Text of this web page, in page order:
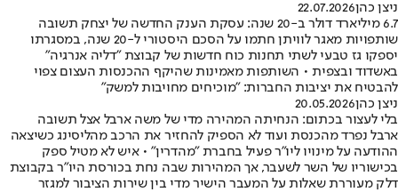
ניצן כהן22.07.2026
6.7 מיליארד דולר ב-20 שנה: עסקת הענק החדשה של יצחק תשובה
שותפויות מאגר לוויתן חתמו על הסכם היסטורי ל-20 שנה, במסגרתו
יספקו גז טבעי לשתי תחנות כוח חדשות של קבוצת "דליה אנרגיה"
באשדוד ובצפית • השותפות מאמינות שהיקף ההכנסות העצום צפוי
להבטיח את יציבות החברות: "מוכיחים מחויבות למשק"
ניצן כהן20.05.2026
בלי לעצור בכתום: הנחיתה המהירה מדי של משה ארבל אצל תשובה
ארבל נפרד מהכנסת ועוד לא הספיק להחזיר את הרכב מהליסינג כשיצאה
ההודעה על מינויו ליו"ר פעיל בחברת "מהדרין" • איש לא מטיל ספק
בכישוריו של השר לשעבר, אך המהירות שבה נחת בכורסת היו"ר בקבוצת
דלק מעוררת שאלות על המעבר הישיר מדי בין שירות הציבור למגזר